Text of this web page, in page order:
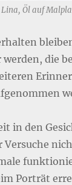
Lina, Öl auf
werden, die
in den
Porträt